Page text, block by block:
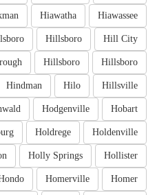
Hiawassee
Hiawatha
Hill City
Hillsboro
Hillsboro
Hillsboro
Hillsville
Hilo
Hindman
Hobart
Hodgenville
Holdenville
Holdrege
Hollister
Holly Springs
Homer
Homerville